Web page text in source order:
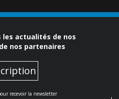
les actualités de nos
nos partenaires
recevoir la newsletter